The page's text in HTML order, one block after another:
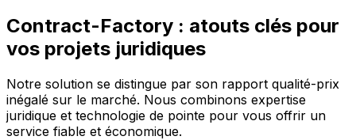
Contract-Factory : atouts clés pour
vos projets juridiques
Notre solution se distingue par son rapport qualité-prix
inégalé sur le marché. Nous combinons expertise
juridique et technologie de pointe pour vous offrir un
service fiable et économique.